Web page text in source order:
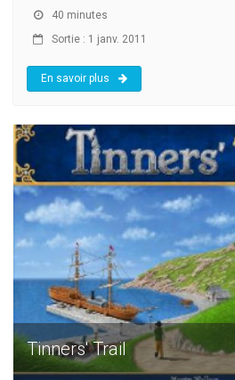
40 minutes
Sortie : 1 janv. 2011
En savoir plus
Tinners' Trail